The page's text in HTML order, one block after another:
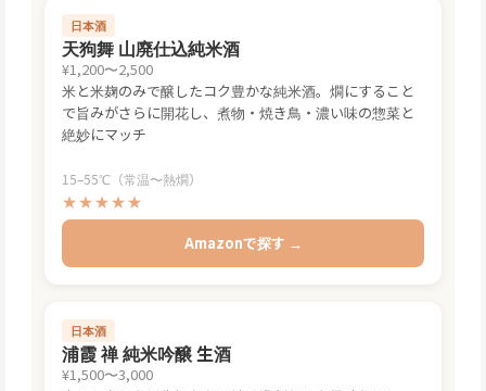
日本酒
天狗舞 山廃仕込純米酒
¥1,200〜2,500
米と米麹のみで醸したコク豊かな純米酒。燗にすること
で旨みがさらに開花し、煮物・焼き鳥・濃い味の惣菜と
絶妙にマッチ
15–55℃（常温〜熱燗）
★★★★★
Amazonで探す →
日本酒
浦霞 禅 純米吟醸 生酒
¥1,500〜3,000